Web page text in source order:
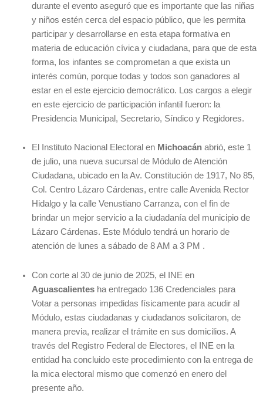
durante el evento aseguró que es importante que las niñas
y niños estén cerca del espacio público, que les permita
participar y desarrollarse en esta etapa formativa en
materia de educación cívica y ciudadana, para que de esta
forma, los infantes se comprometan a que exista un
interés común, porque todas y todos son ganadores al
estar en el este ejercicio democrático. Los cargos a elegir
en este ejercicio de participación infantil fueron: la
Presidencia Municipal, Secretario, Síndico y Regidores.
El Instituto Nacional Electoral enMichoacánabrió, este 1
de julio, una nueva sucursal de Módulo de Atención
Ciudadana, ubicado en la Av. Constitución de 1917, No 85,
Col. Centro Lázaro Cárdenas, entre calle Avenida Rector
Hidalgo y la calle Venustiano Carranza, con el fin de
brindar un mejor servicio a la ciudadanía del municipio de
Lázaro Cárdenas. Este Módulo tendrá un horario de
atención de lunes a sábado de 8 AM a 3 PM .
Con corte al 30 de junio de 2025, el INE en
Aguascalientes ha entregado 136 Credenciales para
Votar a personas impedidas físicamente para acudir al
Módulo, estas ciudadanas y ciudadanos solicitaron, de
manera previa, realizar el trámite en sus domicilios. A
través del Registro Federal de Electores, el INE en la
entidad ha concluido este procedimiento con la entrega de
la mica electoral mismo que comenzó en enero del
presente año.